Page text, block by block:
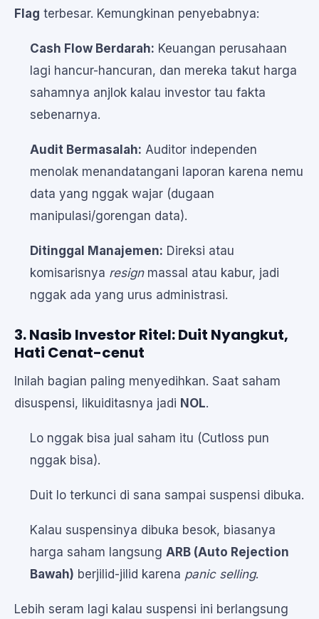
Flag terbesar. Kemungkinan penyebabnya:
Cash Flow Berdarah: Keuangan perusahaan
lagi hancur-hancuran, dan mereka takut harga
sahamnya anjlok kalau investor tau fakta
sebenarnya.
Audit Bermasalah: Auditor independen
menolak menandatangani laporan karena nemu
data yang nggak wajar (dugaan
manipulasi/gorengan data).
Ditinggal Manajemen: Direksi atau
komisarisnya resignmassal atau kabur, jadi
nggak ada yang urus administrasi.
3. Nasib Investor Ritel: Duit Nyangkut,
Hati Cenat-cenut
Inilah bagian paling menyedihkan. Saat saham
disuspensi, likuiditasnya jadi NOL.
Lo nggak bisa jual saham itu (Cutloss pun
nggak bisa).
Duit lo terkunci di sana sampai suspensi dibuka.
Kalau suspensinya dibuka besok, biasanya
harga saham langsung ARB (Auto Rejection
Bawah) berjilid-jilid karena panic selling.
Lebih seram lagi kalau suspensi ini berlangsung